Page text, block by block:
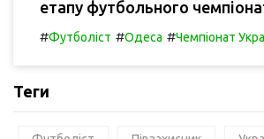
етапу футбольного
#Футболіст #Одеса #Чемпіонат
Теги